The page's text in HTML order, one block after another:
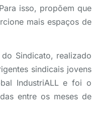
isso, propõem que
mais espaços de
Sindicato, realizado
sindicais jovens
IndustriALL e foi o
entre os meses de